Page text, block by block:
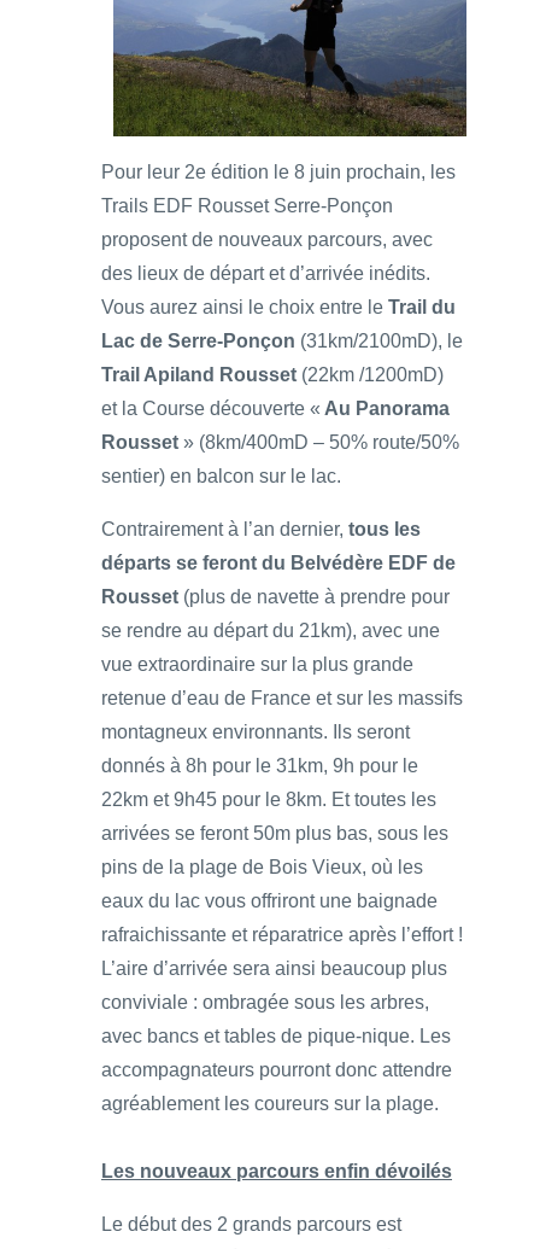
Pour leur 2e édition le 8 juin prochain, les
Trails EDF Rousset Serre-Ponçon
proposent de nouveaux parcours, avec
des lieux de départ et d’arrivée inédits.
Vous aurez ainsi le choix entre le Trail du
Lac de Serre-Ponçon (31km/2100mD), le
Trail Apiland Rousset (22km /1200mD)
et la Course découverte « Au Panorama
Rousset » (8km/400mD – 50% route/50%
sentier) en balcon sur le lac.
Contrairement à l’an dernier, tous les
départs se feront du Belvédère EDF de
Rousset (plus de navette à prendre pour
se rendre au départ du 21km), avec une
vue extraordinaire sur la plus grande
retenue d’eau de France et sur les massifs
montagneux environnants. Ils seront
donnés à 8h pour le 31km, 9h pour le
22km et 9h45 pour le 8km. Et toutes les
arrivées se feront 50m plus bas, sous les
pins de la plage de Bois Vieux, où les
eaux du lac vous offriront une baignade
rafraichissante et réparatrice après l’effort !
L’aire d’arrivée sera ainsi beaucoup plus
conviviale : ombragée sous les arbres,
avec bancs et tables de pique-nique. Les
accompagnateurs pourront donc attendre
agréablement les coureurs sur la plage.
Les nouveaux parcours enfin dévoilés
Le début des 2 grands parcours est